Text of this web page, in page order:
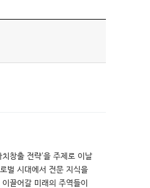
창출 전략’을 주제로 이날
벌 시대에서 전문 지식을
끌어갈 미래의 주역들이